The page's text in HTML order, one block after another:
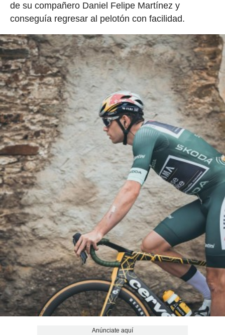
de su compañero Daniel Felipe Martínez y
conseguía regresar al pelotón con facilidad.
Anúnciate aquí